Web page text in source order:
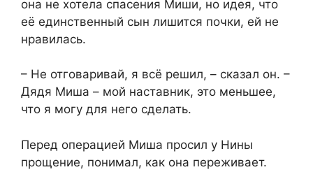
она не хотела спасения Миши, но идея, что
её единственный сын лишится почки, ей не
нравилась.
– Не отговаривай, я всё решил, – сказал он. –
Дядя Миша – мой наставник, это меньшее,
что я могу для него сделать.
Перед операцией Миша просил у Нины
прощение, понимал, как она переживает.